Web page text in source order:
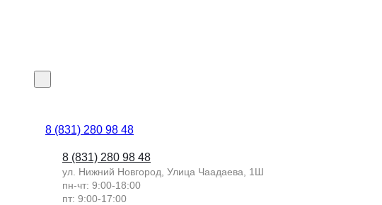
8 (831) 280 98 48
8 (831) 280 98 48
ул. Нижний Новгород, Улица Чаадаева, 1Ш
пн-чт: 9:00-18:00
пт: 9:00-17:00